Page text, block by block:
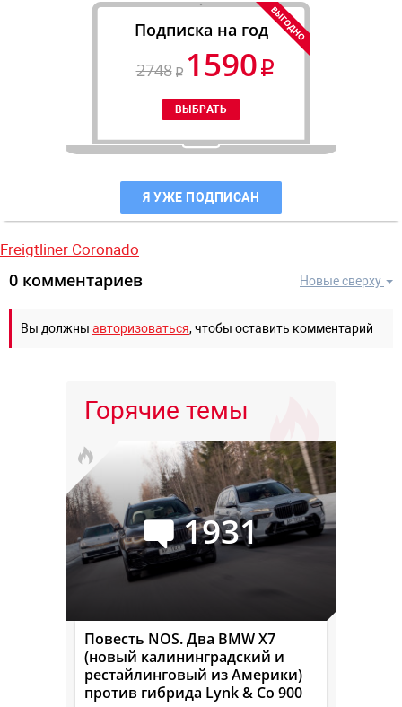
Подписка на год
2748
1590
Я УЖЕ ПОДПИСАН
Freigtliner Coronado
Новые сверху
0 комментариев
Вы должны авторизоваться, чтобы оставить комментарий
Горячие темы
1931
Повесть NOS. Два BMW X7
(новый калининградский и
рестайлинговый из Америки)
против гибрида Lynk & Co 900